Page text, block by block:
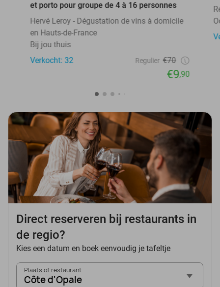
et porto pour groupe de 4 à 16 personnes
Hervé Leroy - Dégustation de vins à domicile
en Hauts-de-France
Bij jou thuis
Verkocht: 32
Regulier €70
€9,90
Direct reserveren bij restaurants in
de regio?
Kies een datum en boek eenvoudig je tafeltje
Plaats of restaurant
Côte d'Opale